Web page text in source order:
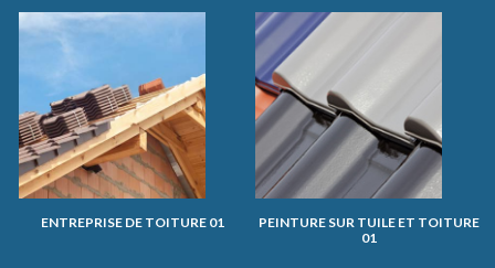
ENTREPRISE DE TOITURE 01
PEINTURE SUR TUILE ET TOITURE
01